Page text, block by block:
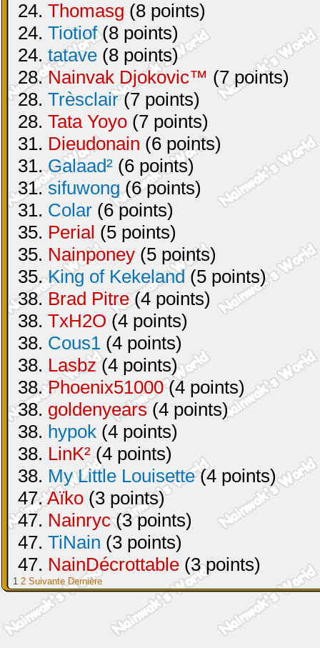
24. Thomasg (8 points)
24. Tiotiof(8 points)
24. tatave (8 points)
28.Nainvak Djokovic™ (7 points)
28. Trèsclair(7 points)
28. Tata Yoyo (7 points)
31. Dieudonain (6 points)
31.Galaad² (6 points)
31.sifuwong(6 points)
31. Colar (6 points)
35. Perial (5 points)
35. Nainponey (5 points)
35.King of Kekeland(5 points)
38. Brad Pitre(4 points)
38. TxH2O (4 points)
38. Cous1 (4 points)
38. Lasbz(4 points)
38.Phoenix51000(4 points)
38. goldenyears (4 points)
38. hypok (4 points)
38. LinK²(4 points)
38. My Little Louisette(4 points)
47.Aïko (3 points)
47. Nainryc(3 points)
47. TiNain (3 points)
47. NainDécrottable (3 points)
1 2 Suivante Dernière